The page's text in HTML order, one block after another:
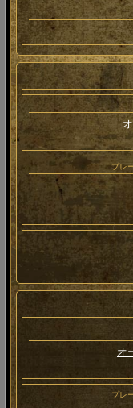
プレ
オ
プレ